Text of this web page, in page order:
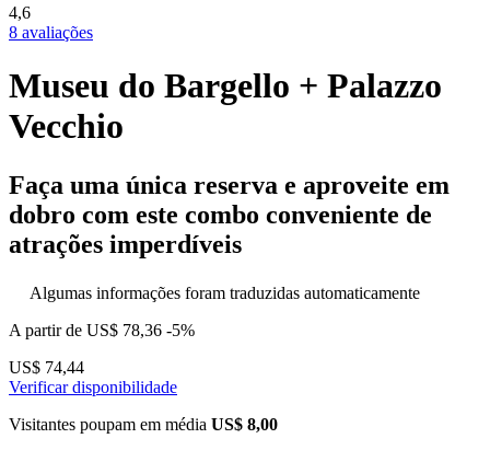
4,6
8 avaliações
Museu do Bargello + Palazzo
Vecchio
Faça uma única reserva e aproveite em
dobro com este combo conveniente de
atrações imperdíveis
Algumas informações foram traduzidas automaticamente
A partir de US$ 78,36 -5%
US$ 74,44
Verificar disponibilidade
Visitantes poupam em média US$ 8,00